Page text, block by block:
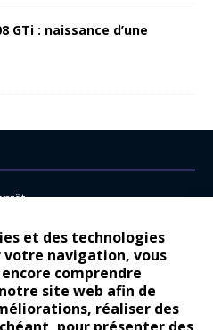
et des technologies
navigation, vous
comprendre
site web afin de
réaliser des
GTi : naissance d’une
pour Citroën
légende